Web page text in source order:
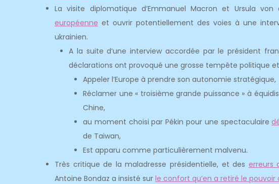
La visite diplomatique d’Emmanuel Macron et Ursula
européenne et ouvrir potentiellement des voies à une
ukrainien.
A la suite d’une interview accordée par le président
déclarations ont provoqué une grosse tempête politique
Appeler l’Europe à prendre son autonomie stratégique,
Réclamer une « troisième grande puissance » à
Chine,
au moment choisi par Pékin pour une spectaculaire
de Taiwan,
Est apparu comme particulièrement malvenu.
Très critique de la maladresse présidentielle, et des erreurs
Antoine Bondaz a insisté sur le confort qu’en a retiré le pouvoir